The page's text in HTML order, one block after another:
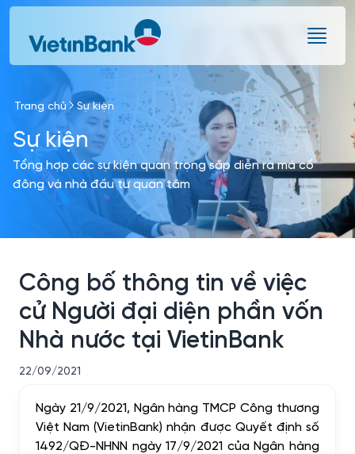
Skip to Main Content
Trang chủ Sự kiện
Sự kiện
Tổng hợp các sự kiện quan trọng sắp diễn ra mà cổ
đông và nhà đầu tư quan tâm
Công bố thông tin về việc
cử Người đại diện phần vốn
Nhà nước tại VietinBank
22/09/2021
Ngày 21/9/2021, Ngân hàng TMCP Công thương
Việt Nam (VietinBank) nhận được Quyết định số
1492/QĐ-NHNN ngày 17/9/2021 của Ngân hàng